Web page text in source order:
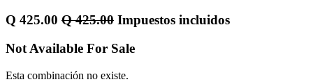
Q 425.00 Q425.00 Impuestos incluidos
Not Available For Sale
Esta combinación no existe.